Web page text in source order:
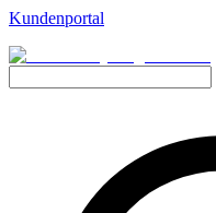
Kundenportal